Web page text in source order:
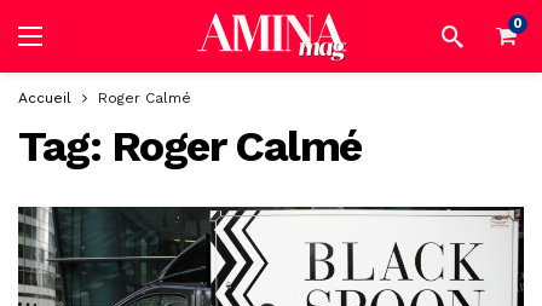
0
Accueil Roger Calmé
Tag: Roger Calmé